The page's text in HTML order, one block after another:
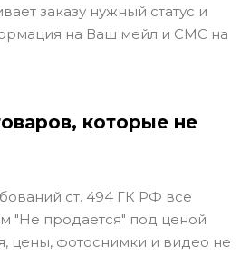
заказу нужный статус и
на Ваш мейл и СМС на
которые не
ст. 494 ГК РФ все
"Не продается" под ценой
цены, фотоснимки и видео не